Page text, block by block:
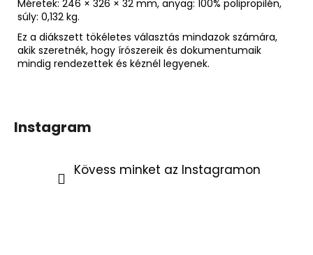
Méretek: 246 × 326 × 32 mm, anyag: 100% polipropilén,
súly: 0,132 kg.
Ez a diákszett tökéletes választás mindazok számára,
akik szeretnék, hogy írószereik és dokumentumaik
mindig rendezettek és kéznél legyenek.
Instagram
Kövess minket az Instagramon